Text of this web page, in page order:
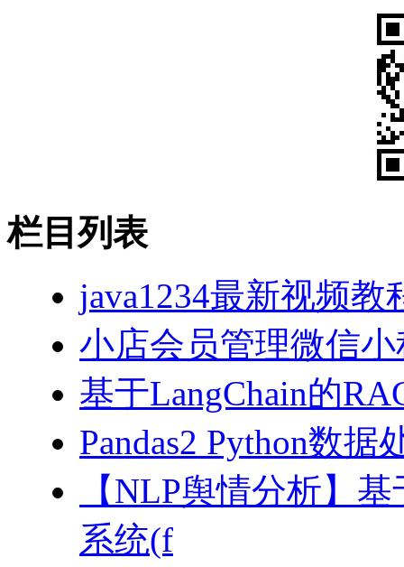
栏目列表
java1234最新视频教
小店会员管理微信
基于LangChain的
Pandas2 Python数
【NLP舆情分析】
系统(f